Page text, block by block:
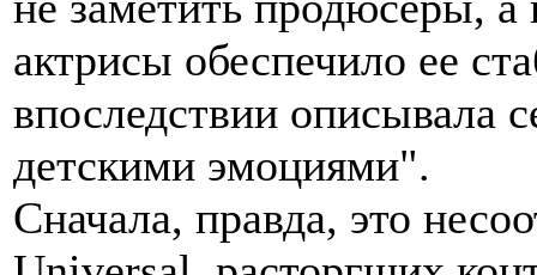
актрисы обеспечило ее
впоследствии описывала
детскими эмоциями".
Сначала, правда, это